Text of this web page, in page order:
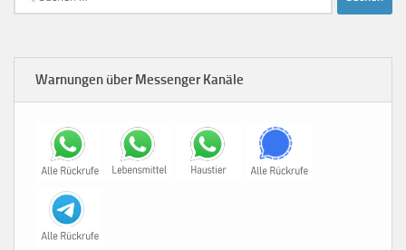
nach:
Warnungen über Messenger Kanäle